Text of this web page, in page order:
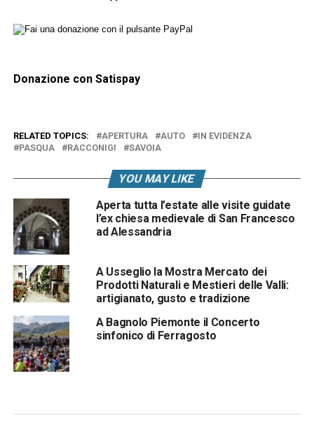
Donazione con Satispay
RELATED TOPICS: APERTURA AUTO
IN EVIDENZA
PASQUA
RACCONIGI SAVOIA
YOU MAY LIKE
Aperta tutta l’estate alle visite guidate
l’ex chiesa medievale di San Francesco
ad Alessandria
A Usseglio la Mostra Mercato dei
Prodotti Naturali e Mestieri delle Valli:
artigianato, gusto e tradizione
A Bagnolo Piemonte il Concerto
sinfonico di Ferragosto